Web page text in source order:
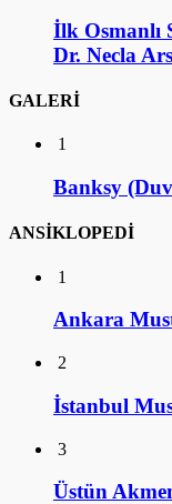
İlk Osmanlı
Dr. Necla
GALERİ
1
Banksy
ANSİKLOPEDİ
1
Ankara
2
İstanbul
3
Üstün